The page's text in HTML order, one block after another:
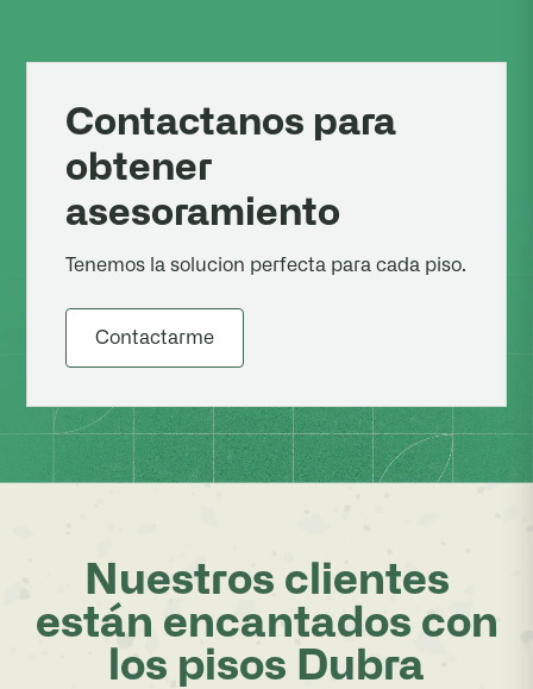
Contactanos para
obtener
asesoramiento
Tenemos la solucion perfecta para cada piso.
Contactarme
Nuestros clientes
están encantados con
los pisos Dubra